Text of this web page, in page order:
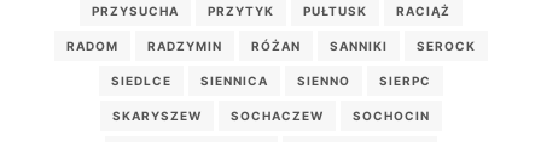
PRZYSUCHA PRZYTYK PUŁTUSK RACIĄŻ
RADOM RADZYMIN RÓŻAN SANNIKI SEROCK
SIEDLCE SIENNICA SIENNO SIERPC
SKARYSZEW SOCHACZEW SOCHOCIN